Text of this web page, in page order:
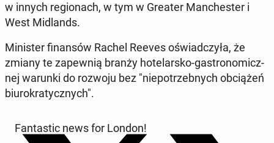
w innych re­gio­nach, w tym w Greater Man­che­ster i
West Mi­dlands.
Mi­ni­ster fi­nan­sów Rachel Reeves oświad­czy­ła, że
zmiany te za­pew­nią branży ho­te­lar­sko-ga­stro­no­micz­
nej warunki do rozwoju bez "nie­po­trzeb­nych ob­cią­żeń
biu­ro­kra­tycz­nych".
Fan­ta­stic news for London!